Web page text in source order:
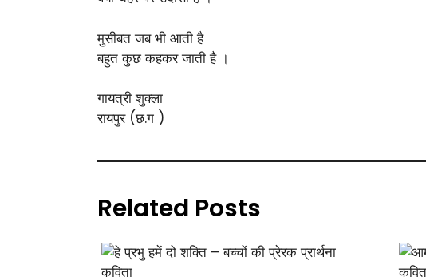
मुसीबत जब भी आती है
बहुत कुछ कहकर जाती है ।
गायत्री शुक्ला
रायपुर (छ.ग )
Related Posts